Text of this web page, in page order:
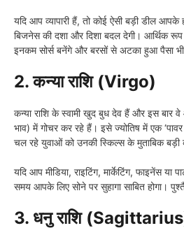
यदि आप व्यापारी हैं, तो कोई ऐसी बड़ी डील
बिजनेस की दशा और दिशा बदल देगी। आर्थिक
इनकम सोर्स बनेंगे और बरसों से अटका हुआ पैसा
2. कन्या राशि (Virgo)
कन्या राशि के स्वामी खुद बुध देव हैं और इस बार
भाव) में गोचर कर रहे हैं। इसे ज्योतिष में एक ‘पावर
चल रहे युवाओं को उनकी स्किल्स के मुताबिक
यदि आप मीडिया, राइटिंग, मार्केटिंग, फाइनेंस या
समय आपके लिए सोने पर सुहागा साबित होगा।
3. धनु राशि